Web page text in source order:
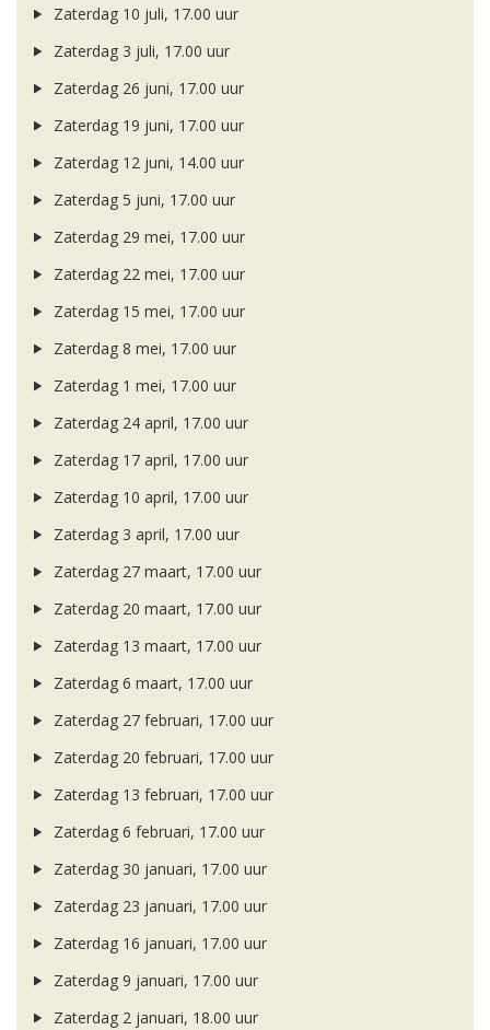
Zaterdag 10 juli, 17.00 uur
Zaterdag 3 juli, 17.00 uur
Zaterdag 26 juni, 17.00 uur
Zaterdag 19 juni, 17.00 uur
Zaterdag 12 juni, 14.00 uur
Zaterdag 5 juni, 17.00 uur
Zaterdag 29 mei, 17.00 uur
Zaterdag 22 mei, 17.00 uur
Zaterdag 15 mei, 17.00 uur
Zaterdag 8 mei, 17.00 uur
Zaterdag 1 mei, 17.00 uur
Zaterdag 24 april, 17.00 uur
Zaterdag 17 april, 17.00 uur
Zaterdag 10 april, 17.00 uur
Zaterdag 3 april, 17.00 uur
Zaterdag 27 maart, 17.00 uur
Zaterdag 20 maart, 17.00 uur
Zaterdag 13 maart, 17.00 uur
Zaterdag 6 maart, 17.00 uur
Zaterdag 27 februari, 17.00 uur
Zaterdag 20 februari, 17.00 uur
Zaterdag 13 februari, 17.00 uur
Zaterdag 6 februari, 17.00 uur
Zaterdag 30 januari, 17.00 uur
Zaterdag 23 januari, 17.00 uur
Zaterdag 16 januari, 17.00 uur
Zaterdag 9 januari, 17.00 uur
Zaterdag 2 januari, 18.00 uur